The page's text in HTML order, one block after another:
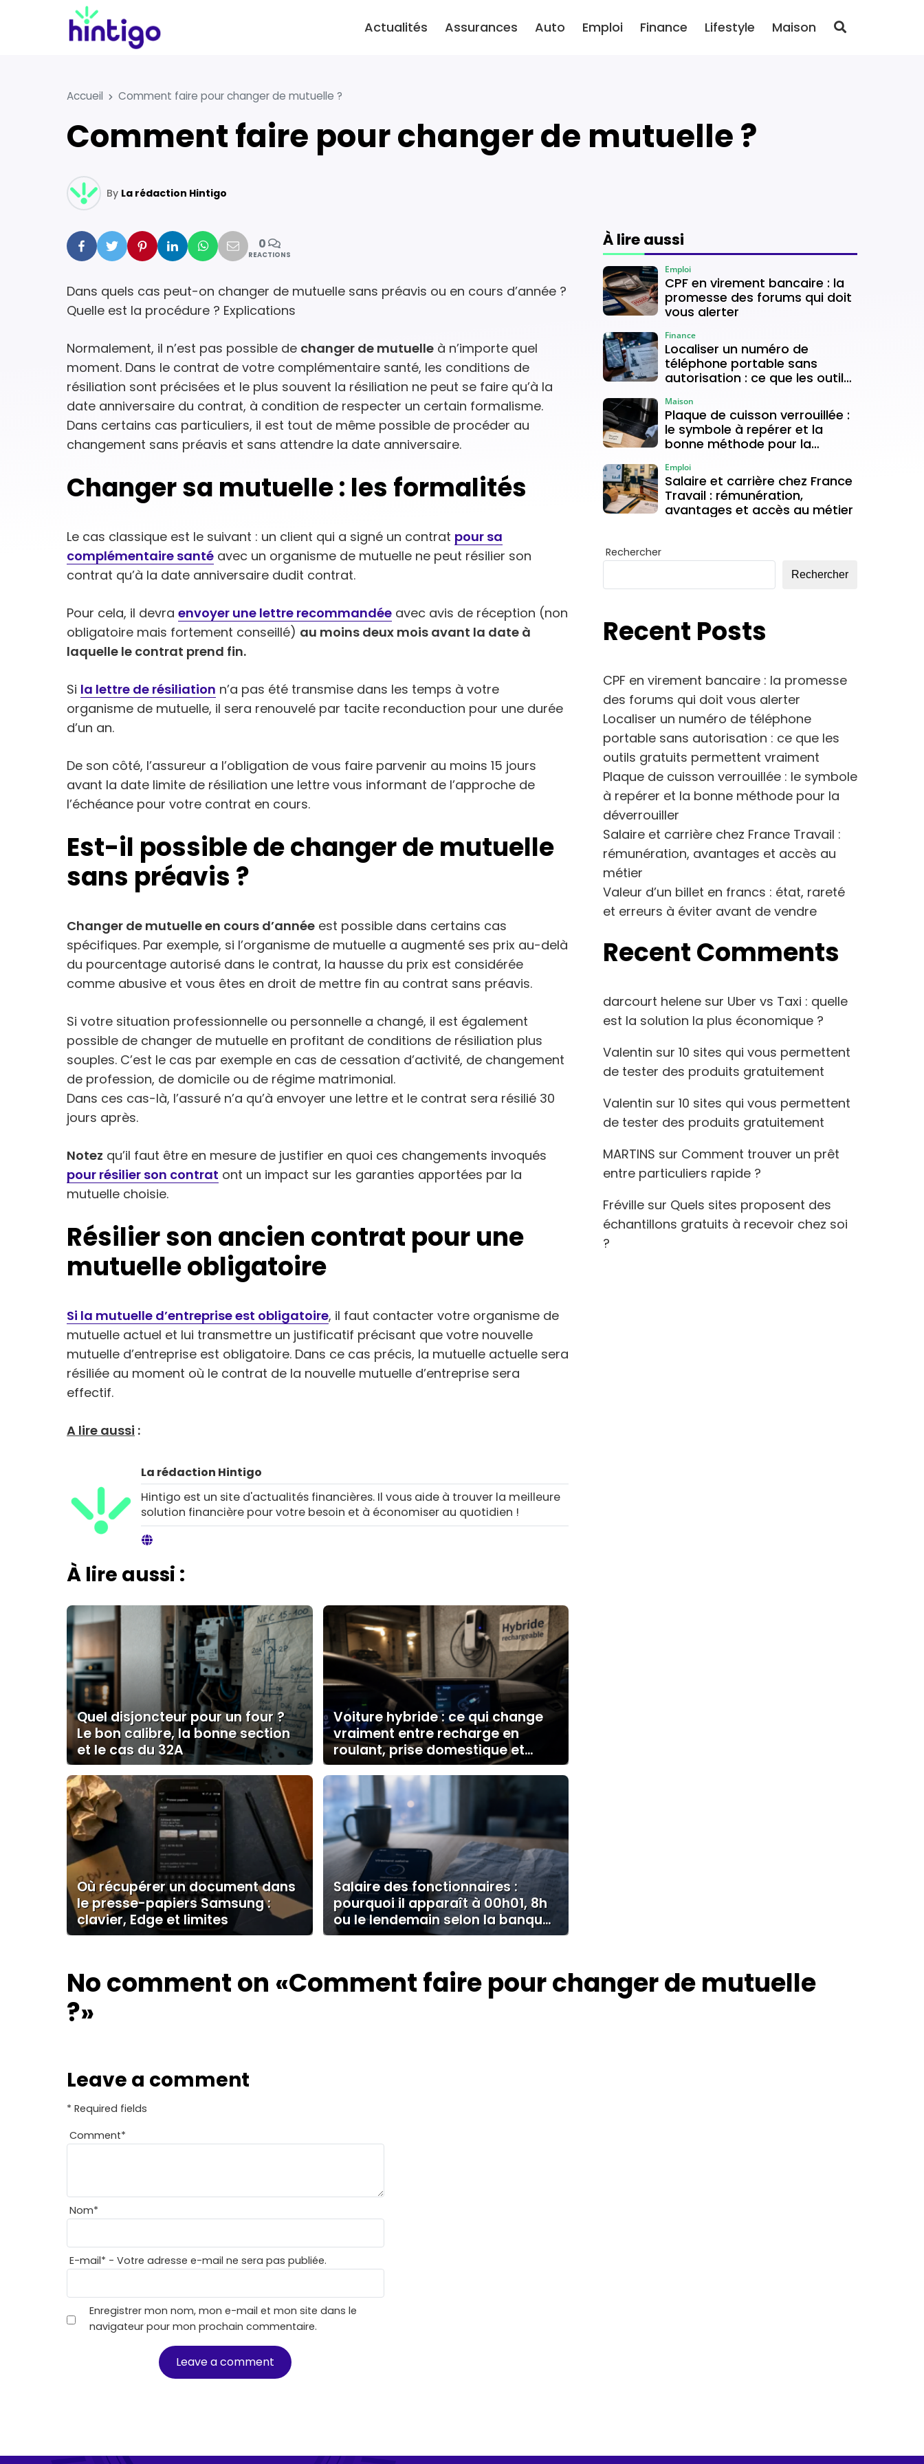
Actualités Assurances Auto Emploi Finance Lifestyle Maison
Accueil Comment faire pour changer de mutuelle ?
Comment faire pour changer de mutuelle ?
By La rédaction Hintigo
Facebook
Twitter PinterestLinkedinWhatsapp
Mail0
REACTIONS
Dans quels cas peut-on changer de mutuelle sans préavis ou en cours d’année ?
Quelle est la procédure ? Explications
Normalement, il n’est pas possible de changer de mutuelle à n’importe quel
moment. Dans le contrat de votre complémentaire santé, les conditions de
résiliation sont précisées et le plus souvent la résiliation ne peut se faire qu’à la
date anniversaire du contrat, à condition de respecter un certain formalisme.
Dans certains cas particuliers, il est tout de même possible de procéder au
changement sans préavis et sans attendre la date anniversaire.
Changer sa mutuelle : les formalités
Le cas classique est le suivant : un client qui a signé un contrat pour sa
complémentaire santé avec un organisme de mutuelle ne peut résilier son
contrat qu’à la date anniversaire dudit contrat.
Pour cela, il devra envoyer une lettre recommandée avec avis de réception (non
obligatoire mais fortement conseillé) au moins deux mois avant la date à
laquelle le contrat prend fin.
Si la lettre de résiliation n’a pas été transmise dans les temps à votre
organisme de mutuelle, il sera renouvelé par tacite reconduction pour une durée
d’un an.
De son côté, l’assureur a l’obligation de vous faire parvenir au moins 15 jours
avant la date limite de résiliation une lettre vous informant de l’approche de
l’échéance pour votre contrat en cours.
Est-il possible de changer de mutuelle
sans préavis ?
Changer de mutuelle en cours d’année est possible dans certains cas
spécifiques. Par exemple, si l’organisme de mutuelle a augmenté ses prix au-delà
du pourcentage autorisé dans le contrat, la hausse du prix est considérée
comme abusive et vous êtes en droit de mettre fin au contrat sans préavis.
Si votre situation professionnelle ou personnelle a changé, il est également
possible de changer de mutuelle en profitant de conditions de résiliation plus
souples. C’est le cas par exemple en cas de cessation d’activité, de changement
de profession, de domicile ou de régime matrimonial.
Dans ces cas-là, l’assuré n’a qu’à envoyer une lettre et le contrat sera résilié 30
jours après.
Notez qu’il faut être en mesure de justifier en quoi ces changements invoqués
pour résilier son contrat ont un impact sur les garanties apportées par la
mutuelle choisie.
Résilier son ancien contrat pour une
mutuelle obligatoire
Si la mutuelle d’entreprise est obligatoire, il faut contacter votre organisme de
mutuelle actuel et lui transmettre un justificatif précisant que votre nouvelle
mutuelle d’entreprise est obligatoire. Dans ce cas précis, la mutuelle actuelle sera
résiliée au moment où le contrat de la nouvelle mutuelle d’entreprise sera
effectif.
A lire aussi :
La rédaction Hintigo
Hintigo est un site d'actualités financières. Il vous aide à trouver la meilleure
solution financière pour votre besoin et à économiser au quotidien !
À lire aussi :
Quel disjoncteur pour un four ?
Le bon calibre, la bonne section
et le cas du 32A
Voiture hybride : ce qui change
vraiment entre recharge en
roulant, prise domestique et
borne
Où récupérer un document dans
le presse-papiers Samsung :
clavier, Edge et limites
Salaire des fonctionnaires :
pourquoi il apparaît à 00h01, 8h
ou le lendemain selon la banque
?
À lire aussi
CPF en virement bancaire : la
promesse des forums qui doit
vous alerter
Emploi
Localiser un numéro de
téléphone portable sans
autorisation : ce que les outils
Finance
Plaque de cuisson verrouillée :
le symbole à repérer et la
bonne méthode pour la
Maison
Salaire et carrière chez France
Travail : rémunération,
avantages et accès au métier
Emploi
Rechercher
Rechercher
Recent Posts
CPF en virement bancaire : la promesse
des forums qui doit vous alerter
Localiser un numéro de téléphone
portable sans autorisation : ce que les
outils gratuits permettent vraiment
Plaque de cuisson verrouillée : le symbole
à repérer et la bonne méthode pour la
déverrouiller
Salaire et carrière chez France Travail :
rémunération, avantages et accès au
métier
Valeur d’un billet en francs : état, rareté
et erreurs à éviter avant de vendre
Recent Comments
darcourt helene sur Uber vs Taxi : quelle
est la solution la plus économique ?
Valentin sur 10 sites qui vous permettent
de tester des produits gratuitement
Valentin sur 10 sites qui vous permettent
de tester des produits gratuitement
MARTINS sur Comment trouver un prêt
entre particuliers rapide ?
Fréville sur Quels sites proposent des
échantillons gratuits à recevoir chez soi
?
No comment on «Comment faire pour changer de mutuelle
?»
Leave a comment
* Required fields
Comment*
Nom*
E-mail* - Votre adresse e-mail ne sera pas publiée.
Enregistrer mon nom, mon e-mail et mon site dans le
navigateur pour mon prochain commentaire.